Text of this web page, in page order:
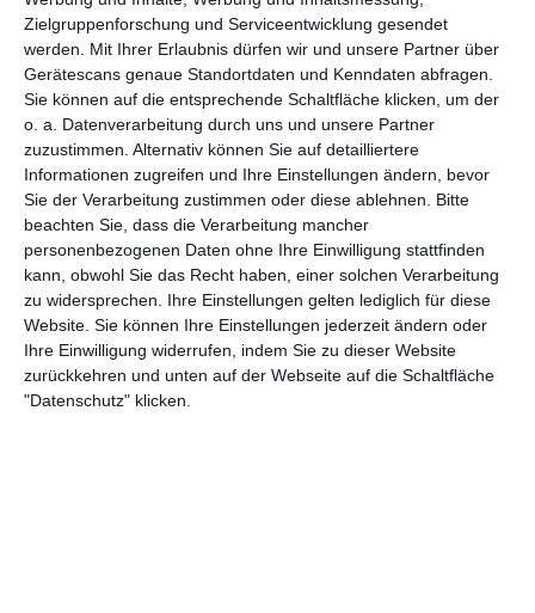
Werbung und Inhalte, Werbung und Inhaltsmessung,
Zielgruppenforschung und Serviceentwicklung gesendet
werden. Mit Ihrer Erlaubnis dürfen wir und unsere 1538 Partner
über Gerätescans genaue Standortdaten und Kenndaten
abfragen. Sie können auf die entsprechende Schaltfläche
klicken, um der o. a. Datenverarbeitung durch uns und unsere
Partner zuzustimmen. Alternativ können Sie auf detailliertere
Informationen zugreifen und Ihre Einstellungen ändern, bevor
Sie der Verarbeitung zustimmen oder diese ablehnen. Bitte
beachten Sie, dass die Verarbeitung mancher
personenbezogenen Daten ohne Ihre Einwilligung stattfinden
kann, obwohl Sie das Recht haben, einer solchen Verarbeitung
zu widersprechen. Ihre Einstellungen gelten lediglich für diese
Website. Sie können Ihre Einstellungen jederzeit ändern oder
Ihre Einwilligung widerrufen, indem Sie zu dieser Website
zurückkehren und unten auf der Webseite auf die Schaltfläche
"Datenschutz" klicken.